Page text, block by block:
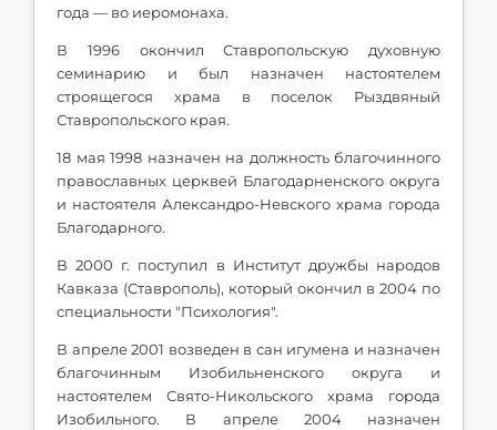
года — во иеромонаха.
В 1996 окончил Ставропольскую духовную
семинарию и был назначен настоятелем
строящегося храма в поселок Рыздвяный
Ставропольского края.
18 мая 1998 назначен на должность благочинного
православных церквей Благодарненского округа
и настоятеля Александро-Невского храма города
Благодарного.
В 2000 г. поступил в Институт дружбы народов
Кавказа (Ставрополь), который окончил в 2004 по
специальности "Психология".
В апреле 2001 возведен в сан игумена и назначен
благочинным Изобильненского округа и
настоятелем Свято-Никольского храма города
Изобильного. В апреле 2004 назначен